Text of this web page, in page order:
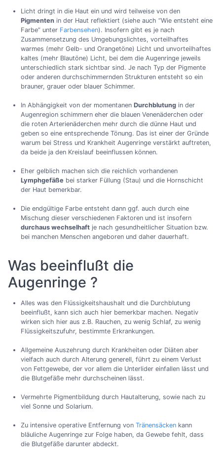
Licht dringt in die Haut ein und wird teilweise von den
Pigmentenin der Haut reflektiert (siehe auch “Wie entsteht eine
Farbe” unter Farbensehen). Insofern gibt es je nach
Zusammensetzung des Umgebungslichtes, vorteilhaftes
warmes (mehr Gelb- und Orangetöne) Licht und unvorteilhaftes
kaltes (mehr Blautöne) Licht, bei dem die Augenringe jeweils
unterschiedlich stark sichtbar sind. Je nach Typ der Pigmente
oder anderen durchschimmernden Strukturen entsteht so ein
brauner, grauer oder blauer Schimmer.
In Abhängigkeit von der momentanen Durchblutungin der
Augenregion schimmern eher die blauen Venenäderchen oder
die roten Arterienäderchen mehr durch die dünne Haut und
geben so eine entsprechende Tönung. Das ist einer der Gründe
warum bei Stress und Krankheit Augenringe verstärkt auftreten,
da beide ja den Kreislauf beeinflussen können.
Eher gelblich machen sich die reichlich vorhandenen
Lymphgefäßebei starker Füllung (Stau) und die Hornschicht
der Haut bemerkbar.
Die endgültige Farbe entsteht dann ggf. auch durch eine
Mischung dieser verschiedenen Faktoren und ist insofern
durchaus wechselhaftje nach gesundheitlicher Situation bzw.
bei manchen Menschen angeboren und daher dauerhaft.
Was beeinflußt die
Augenringe ?
Alles was den Flüssigkeitshaushalt und die Durchblutung
beeinflußt, kann sich auch hier bemerkbar machen. Negativ
wirken sich hier aus z.B. Rauchen, zu wenig Schlaf, zu wenig
Flüssigkeitszufuhr, bestimmte Erkrankungen.
Allgemeine Auszehrung durch Krankheiten oder Diäten aber
vielfach auch durch Alterung generell, führt zu einem Verlust
von Fettgewebe, der vor allem die Unterlider einfallen lässt und
die Blutgefäße mehr durchscheinen lässt.
Vermehrte Pigmentbildung durch Hautalterung, sowie nach zu
viel Sonne und Solarium.
Zu intensive operative Entfernung von Tränensäckenkann
bläuliche Augenringe zur Folge haben, da Gewebe fehlt, dass
die Blutgefäße darunter abdeckt.